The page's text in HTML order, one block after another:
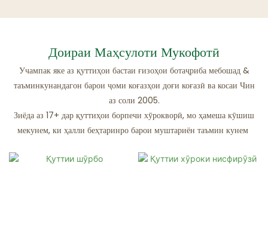
Доираи Маҳсулоти Мукофотӣ
Учампак яке аз қуттиҳои бастаи ғизоҳои ботаҷриба мебошад &
таъминкунандагон барои ҷоми коғазҳои доғи коғазӣ ва косаи Чин
аз соли 2005.
Зиёда аз 17+ дар қуттиҳои борпечи хӯрокворӣ, мо ҳамеша кӯшиш
мекунем, ки ҳалли беҳтаринро барои муштариён таъмин кунем